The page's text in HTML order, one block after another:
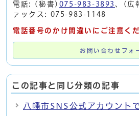
電話: (秘書) 075-983-3893、(広
ァックス: 075-983-1148
電話番号のかけ間違いにご注意くだ
お問い合わせフォ
この記事と同じ分類の記事
八幡市SNS公式アカウント